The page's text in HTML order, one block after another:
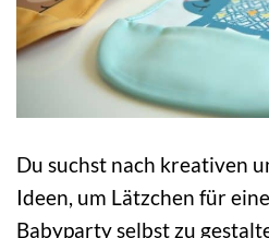
Du suchst nach kreativen
Ideen, um Lätzchen für
Babyparty selbst zu